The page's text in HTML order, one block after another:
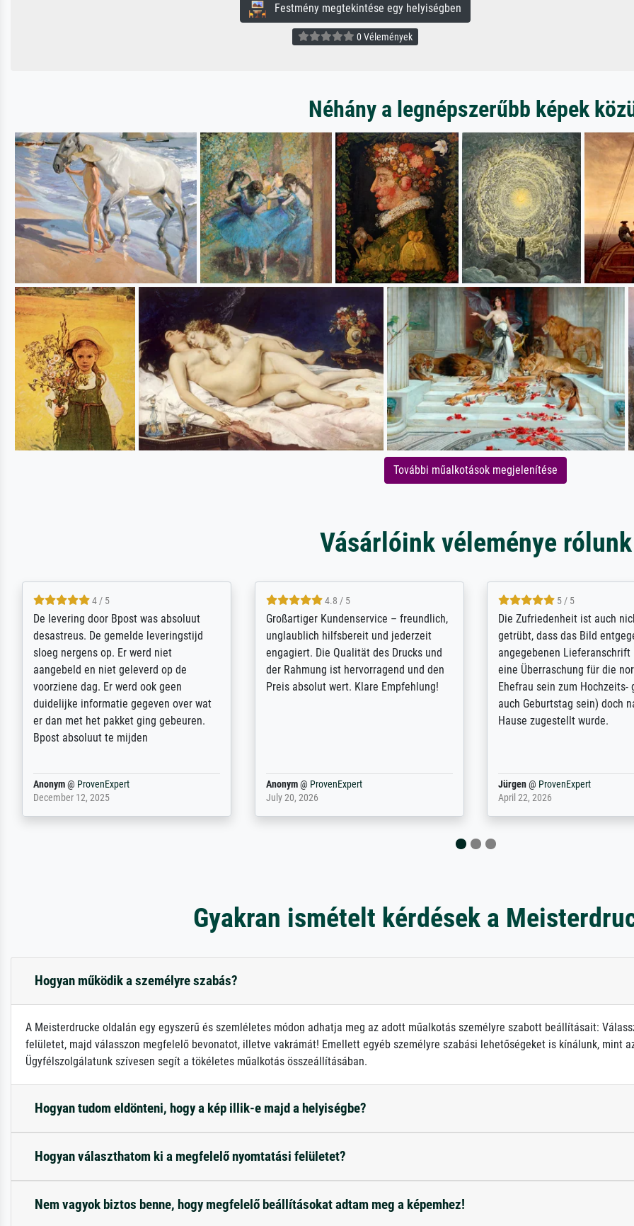
Festmény megtekintése egy helyiségben
0 Vélemények
Néhány a legnépszerűbb képek
További műalkotások megjelenítése
Vásárlóink véleménye rólunk
5 / 5
Sehr gute Qualität des Leinwanddrucks
und des Rahmens! Unser Bild wurde
sehr sorgfältig und sicher verpackt, so
dass es unbeschadet bei uns ankam. Es
wird nicht unser letzter Meisterdruck
sein. Vielen Dank!
Reinhold,@ProvenExpert
April 22, 2026
5 / 5
Für ein Erinnerungsbuch mit der
Feldpost meines Großvaters aus dem 1.
Weltkrieg benötigte ich ein
ausdrucksvolles Bild. Das habe ich bei
Ihnen gefunden. Bei der Auswahl der
weiter. Vielen ...
Margot@ProvenExpert
February 20, 2026
4.8 / 5
Hervorragende Qualität.
vieles anpassen lassen, wie
Randentfernung, Farbe,
Kontrast und Weiteres. Sehr
Kontaktperson per Mail. Das
Kunstdruck) wurde sehr gut
sehr starke Papprolle mit
Anonym@ProvenExpert
August 12, 2025
Gyakran ismételt kérdések a
Hogyan működik a személyre szabás?
A Meisterdrucke oldalán egy egyszerű és szemléletes módon adhatja meg az adott műalkotás személyre szabott beállításait:
felületet, majd válasszon megfelelő bevonatot, illetve vakrámát! Emellett egyéb személyre szabási lehetőségeket is kínálunk, mint
Ügyfélszolgálatunk szívesen segít a tökéletes műalkotás összeállításában.
Hogyan tudom eldönteni, hogy a kép illik-e majd a helyiségbe?
Hogyan választhatom ki a megfelelő nyomtatási felületet?
Nem vagyok biztos benne, hogy megfelelő beállításokat adtam meg a képemhez!